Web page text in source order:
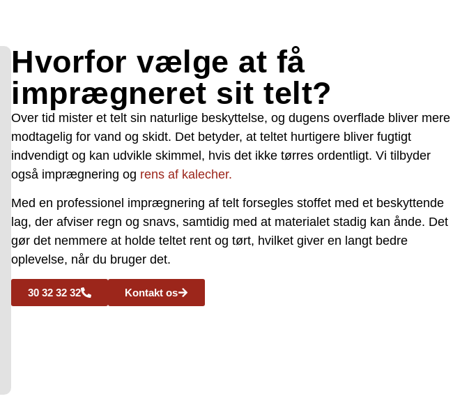
Hvorfor vælge at få
imprægneret sit telt?
Over tid mister et telt sin naturlige beskyttelse, og dugens overflade bliver mere
modtagelig for vand og skidt. Det betyder, at teltet hurtigere bliver fugtigt
indvendigt og kan udvikle skimmel, hvis det ikke tørres ordentligt. Vi tilbyder
også imprægnering og rens af kalecher.
Med en professionel imprægnering af telt forsegles stoffet med et beskyttende
lag, der afviser regn og snavs, samtidig med at materialet stadig kan ånde. Det
gør det nemmere at holde teltet rent og tørt, hvilket giver en langt bedre
oplevelse, når du bruger det.
30 32 32 32 Kontakt os